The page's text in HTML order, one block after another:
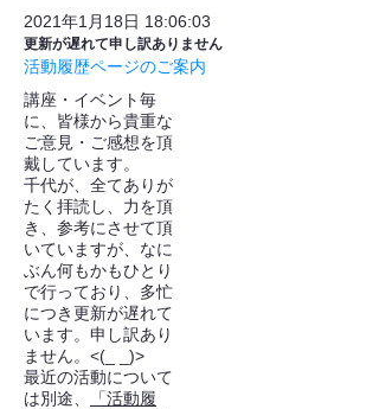
2021年1月18日 18:06:03
更新が遅れて申し訳ありません
活動履歴ページのご案内
講座・イベント毎
に、皆様から貴重な
ご意見・ご感想を頂
戴しています。
千代が、全てありが
たく拝読し、力を頂
き、参考にさせて頂
いていますが、なに
ぶん何もかもひとり
で行っており、多忙
につき更新が遅れて
います。申し訳あり
ません。<(_ _)>
最近の活動について
は別途、
「活動履